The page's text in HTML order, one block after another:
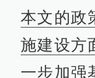
本文的政
施建设方
一步加强